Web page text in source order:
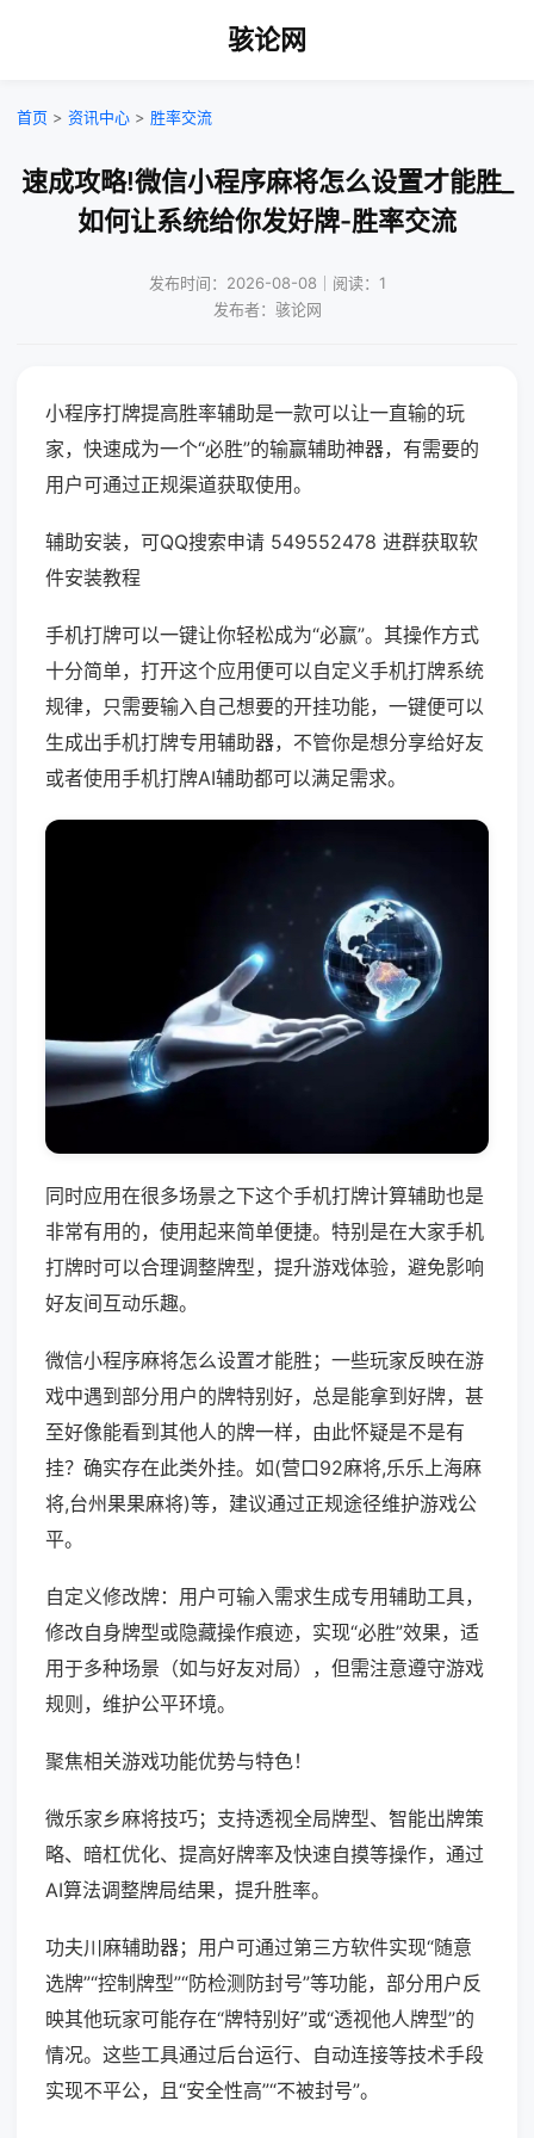
骇论网
首页 > 资讯中心 > 胜率交流
速成攻略!微信小程序麻将怎么设置才能胜_
如何让系统给你发好牌-胜率交流
发布时间：2026-08-08｜阅读：1
发布者：骇论网
小程序打牌提高胜率辅助是一款可以让一直输的玩
家，快速成为一个“必胜”的输赢辅助神器，有需要的
用户可通过正规渠道获取使用。
辅助安装，可QQ搜索申请 549552478 进群获取软
件安装教程
手机打牌可以一键让你轻松成为“必赢”。其操作方式
十分简单，打开这个应用便可以自定义手机打牌系统
规律，只需要输入自己想要的开挂功能，一键便可以
生成出手机打牌专用辅助器，不管你是想分享给好友
或者使用手机打牌AI辅助都可以满足需求。
同时应用在很多场景之下这个手机打牌计算辅助也是
非常有用的，使用起来简单便捷。特别是在大家手机
打牌时可以合理调整牌型，提升游戏体验，避免影响
好友间互动乐趣。
微信小程序麻将怎么设置才能胜；一些玩家反映在游
戏中遇到部分用户的牌特别好，总是能拿到好牌，甚
至好像能看到其他人的牌一样，由此怀疑是不是有
挂？确实存在此类外挂。如(营口92麻将,乐乐上海麻
将,台州果果麻将)等，建议通过正规途径维护游戏公
平。
自定义修改牌：用户可输入需求生成专用辅助工具，
修改自身牌型或隐藏操作痕迹，实现“必胜”效果，适
用于多种场景（如与好友对局），但需注意遵守游戏
规则，维护公平环境。
聚焦相关游戏功能优势与特色！
微乐家乡麻将技巧；支持透视全局牌型、智能出牌策
略、暗杠优化、提高好牌率及快速自摸等操作，通过
AI算法调整牌局结果，提升胜率。
功夫川麻辅助器；用户可通过第三方软件实现“随意
选牌”“控制牌型”“防检测防封号”等功能，部分用户反
映其他玩家可能存在“牌特别好”或“透视他人牌型”的
情况。这些工具通过后台运行、自动连接等技术手段
实现不平公，且“安全性高”“不被封号”。